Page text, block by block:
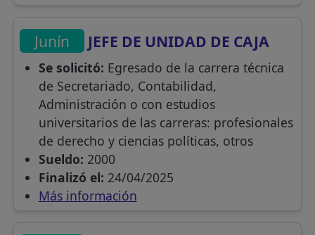
Junín JEFE DE UNIDAD DE CAJA
Se solicitó: Egresado de la carrera técnica
de Secretariado, Contabilidad,
Administración o con estudios
universitarios de las carreras: profesionales
de derecho y ciencias políticas, otros
Sueldo: 2000
Finalizó el: 24/04/2025
Más información